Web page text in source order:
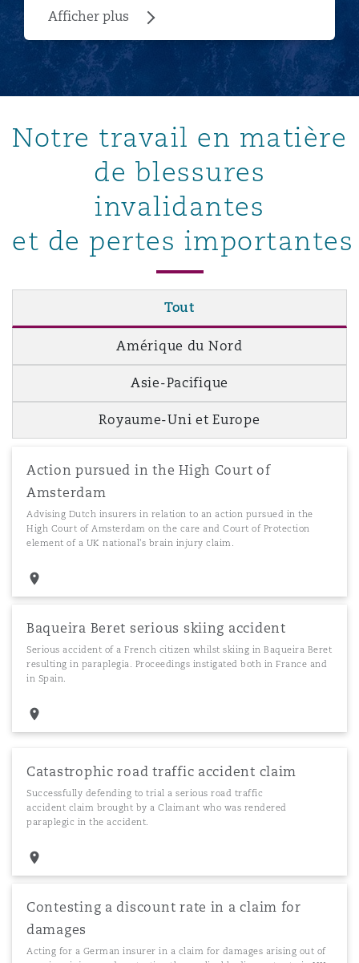
Afficher plus
Notre travail en matière
de blessures
invalidantes
et de pertes importantes
Tout
Amérique du Nord
Asie-Pacifique
Royaume-Uni et Europe
Action pursued in the High Court of
Amsterdam
Advising Dutch insurers in relation to an action pursued in the
High Court of Amsterdam on the care and Court of Protection
element of a UK national's brain injury claim.
Baqueira Beret serious skiing accident
Serious accident of a French citizen whilst skiing in Baqueira Beret
resulting in paraplegia. Proceedings instigated both in France and
in Spain.
Catastrophic road traffic accident claim
Successfully defending to trial a serious road traffic
accident claim brought by a Claimant who was rendered
paraplegic in the accident.
Contesting a discount rate in a claim for
damages
Acting for a German insurer in a claim for damages arising out of